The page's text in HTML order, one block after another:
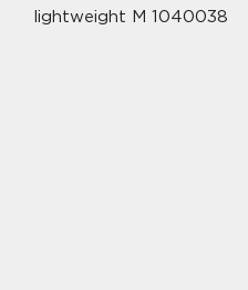
lightweight M 1040038